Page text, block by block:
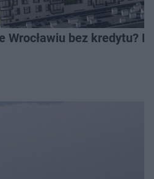
Wrocławiu bez kredytu?